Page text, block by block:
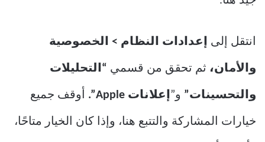
انتقل إلى إعدادات النظام > الخصوصية
والأمان، ثم تحقق من قسمي “التحليلات
والتحسينات” و”إعلانات Apple”. أوقف جميع
خيارات المشاركة والتتبع هنا، وإذا كان الخيار متاحًا،